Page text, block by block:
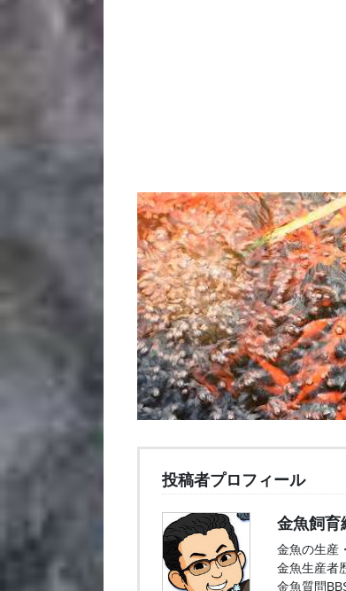
投稿者プロフィール
金魚飼育
金魚の生産
金魚生産者
金魚質問